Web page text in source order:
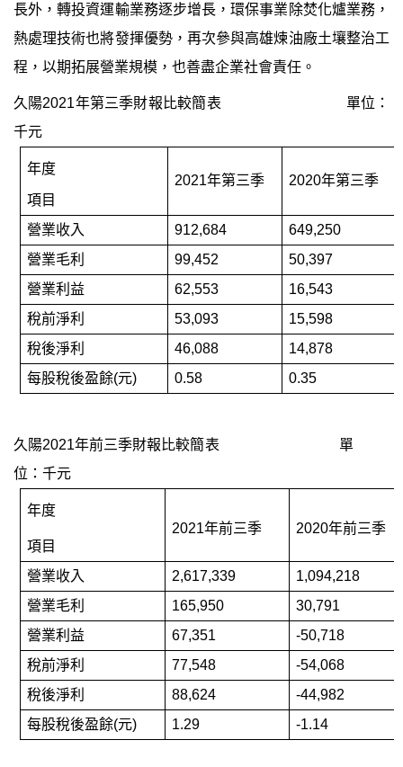
長外，轉投資運輸業務逐步增長，環保事業除焚化爐業務，
熱處理技術也將發揮優勢，再次參與高雄煉油廠土壤整治工
程，以期拓展營業規模，也善盡企業社會責任。
久陽2021年第三季財報比較簡表
單位：
千元
年度
項目
2021年第三季 2020年第三季
營業收入 912,684
649,250
營業毛利
99,452
50,397
營業利益
62,553
16,543
稅前淨利
53,093
15,598
稅後淨利
46,088
14,878
每股稅後盈餘(元) 0.58 0.35
久陽2021年前三季財報比較簡表
單
位：千元
年度
項目
2021年前三季 2020年前三季
營業收入 2,617,339
1,094,218
營業毛利
165,950
30,791
營業利益
67,351
-50,718
稅前淨利
77,548
-54,068
稅後淨利
88,624
-44,982
每股稅後盈餘(元) 1.29 -1.14